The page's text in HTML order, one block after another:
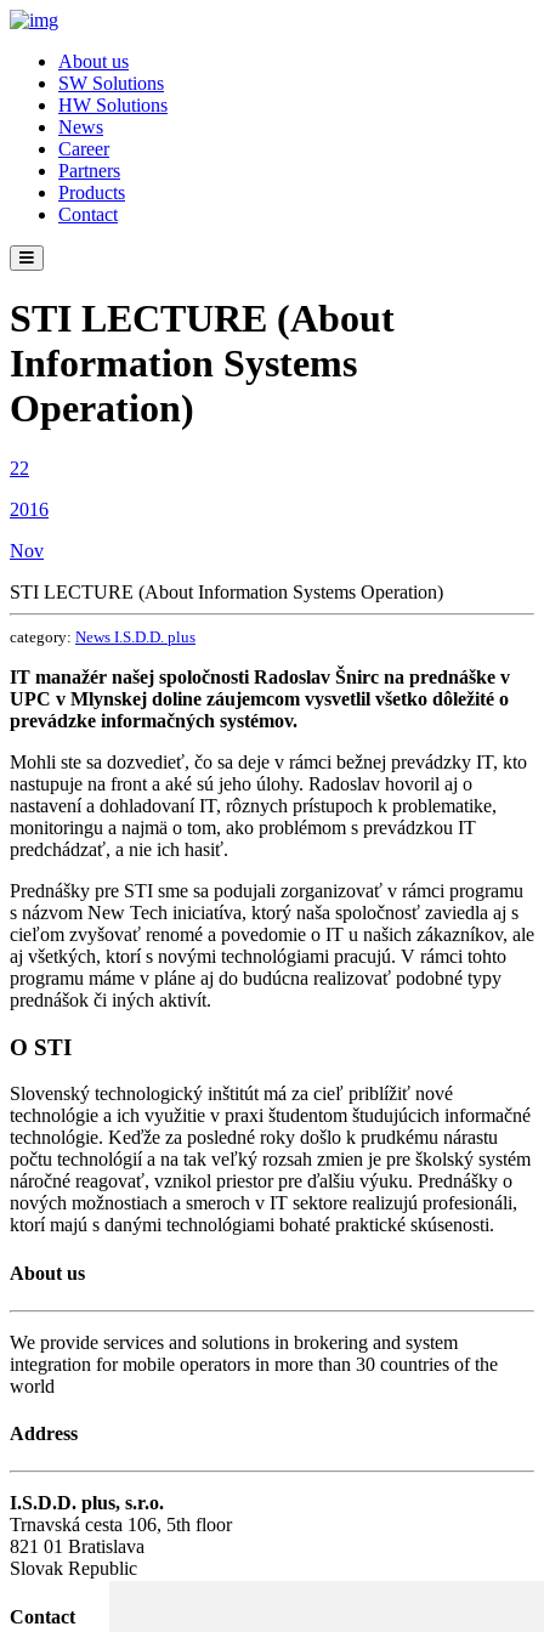
About us
SW Solutions
HW Solutions
News
Career
Partners
Products
Contact
STI LECTURE (About
Information Systems
Operation)
22
2016
Nov
STI LECTURE (About Information Systems Operation)
category: News I.S.D.D. plus
IT manažér našej spoločnosti Radoslav Šnirc na prednáške v
UPC v Mlynskej doline záujemcom vysvetlil všetko dôležité o
prevádzke informačných systémov.
Mohli ste sa dozvedieť, čo sa deje v rámci bežnej prevádzky IT, kto
nastupuje na front a aké sú jeho úlohy. Radoslav hovoril aj o
nastavení a dohladovaní IT, rôznych prístupoch k problematike,
monitoringu a najmä o tom, ako problémom s prevádzkou IT
predchádzať, a nie ich hasiť.
Prednášky pre STI sme sa podujali zorganizovať v rámci programu
s názvom New Tech iniciatíva, ktorý naša spoločnosť zaviedla aj s
cieľom zvyšovať renomé a povedomie o IT u našich zákazníkov, ale
aj všetkých, ktorí s novými technológiami pracujú. V rámci tohto
programu máme v pláne aj do budúcna realizovať podobné typy
prednášok či iných aktivít.
O STI
Slovenský technologický inštitút má za cieľ priblížiť nové
technológie a ich využitie v praxi študentom študujúcich informačné
technológie. Keďže za posledné roky došlo k prudkému nárastu
počtu technológií a na tak veľký rozsah zmien je pre školský systém
náročné reagovať, vznikol priestor pre ďalšiu výuku. Prednášky o
nových možnostiach a smeroch v IT sektore realizujú profesionáli,
ktorí majú s danými technológiami bohaté praktické skúsenosti.
About us
We provide services and solutions in brokering and system
integration for mobile operators in more than 30 countries of the
world
Address
I.S.D.D. plus, s.r.o.
Trnavská cesta 106, 5th floor
821 01 Bratislava
Slovak Republic
Contact